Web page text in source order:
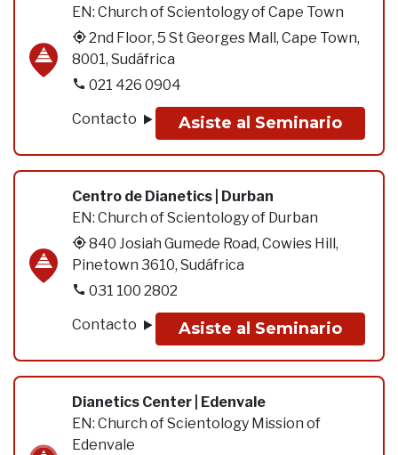
EN: Church of Scientology of Cape Town
2nd Floor, 5 St Georges Mall, Cape Town,
8001, Sudáfrica
021 426 0904
Contacto
Asiste al Seminario
Centro de Dianetics | Durban
EN: Church of Scientology of Durban
840 Josiah Gumede Road, Cowies Hill,
Pinetown 3610, Sudáfrica
031 100 2802
Contacto
Asiste al Seminario
Dianetics Center | Edenvale
EN: Church of Scientology Mission of
Edenvale